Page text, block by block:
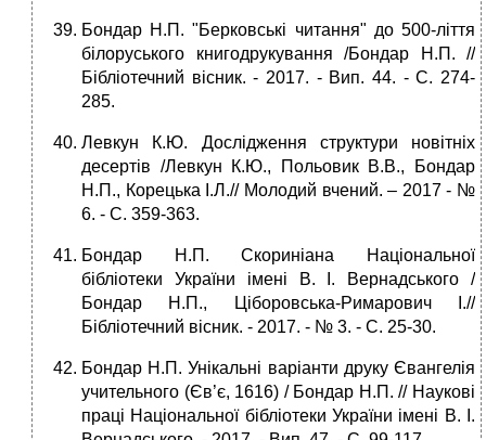
Бондар Н.П. "Берковські читання" до 500-ліття
білоруського книгодрукування /Бондар Н.П. //
Бібліотечний вісник. - 2017. - Вип. 44. - С. 274-
285.
Левкун К.Ю. Дослідження структури новітніх
десертів /Левкун К.Ю., Польовик В.В., Бондар
Н.П., Корецька І.Л.// Молодий вчений. – 2017 - №
6. - С. 359-363.
Бондар Н.П. Скориніана Національної
бібліотеки України імені В. І. Вернадського /
Бондар Н.П., Ціборовська-Римарович І.//
Бібліотечний вісник. - 2017. - № 3. - С. 25-30.
Бондар Н.П. Унікальні варіанти друку Євангелія
учительного (Єв’є, 1616) / Бондар Н.П. // Наукові
праці Національної бібліотеки України імені В. І.